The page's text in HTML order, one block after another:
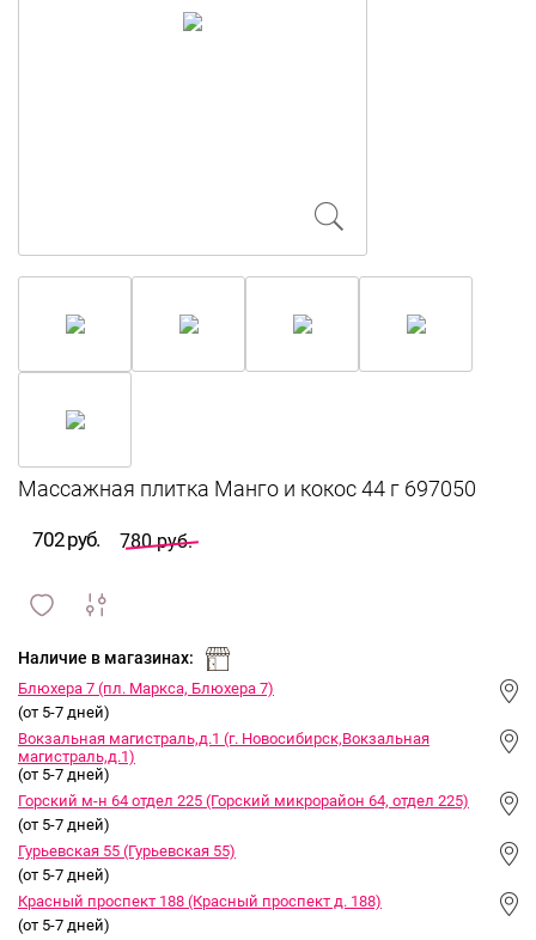
702 руб. 780 руб.
и
Наличие в магазинах:
Блюхера 7 (пл. Маркса, Блюхера 7)
(от 5-7 дней)
Вокзальная магистраль,д.1 (г. Новосибирск,Вокзальная
магистраль,д.1)
(от 5-7 дней)
Горский м-н 64 отдел 225 (Горский микрорайон 64, отдел 225)
(от 5-7 дней)
Гурьевская 55 (Гурьевская 55)
(от 5-7 дней)
Красный проспект 188 (Красный проспект д. 188)
(от 5-7 дней)